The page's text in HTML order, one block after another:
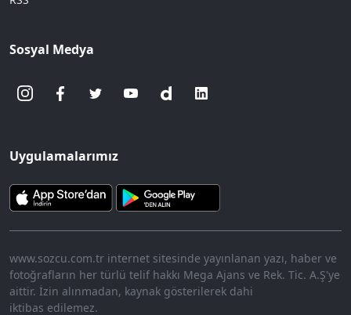
Sosyal Medya
Uygulamalarımız
www.sozcu.com.tr internet sitesinde yayınlanan yazı, haber ve
fotoğrafların her türlü telif hakkı Mega Ajans ve Rek. Tic. A.Ş'ye
aittir. İzin alınmadan, kaynak gösterilerek dahi
iktibas edilemez.